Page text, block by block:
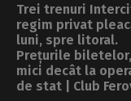
Trei trenuri
regim privat
luni, spre litoral.
Prețurile
mici decât la
de stat | Club